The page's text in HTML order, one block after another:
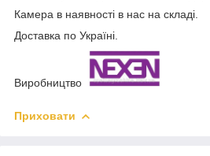
Камера в наявності в нас на складі.
Доставка по Україні.
Виробництво
Приховати